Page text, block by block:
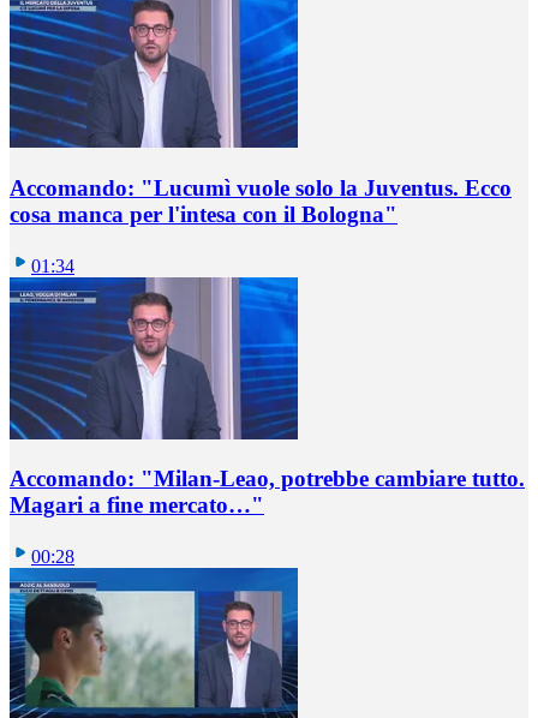
Accomando: "Lucumì vuole solo la Juventus. Ecco
cosa manca per l'intesa con il Bologna"
01:34
Accomando: "Milan-Leao, potrebbe cambiare tutto.
Magari a fine mercato…"
00:28